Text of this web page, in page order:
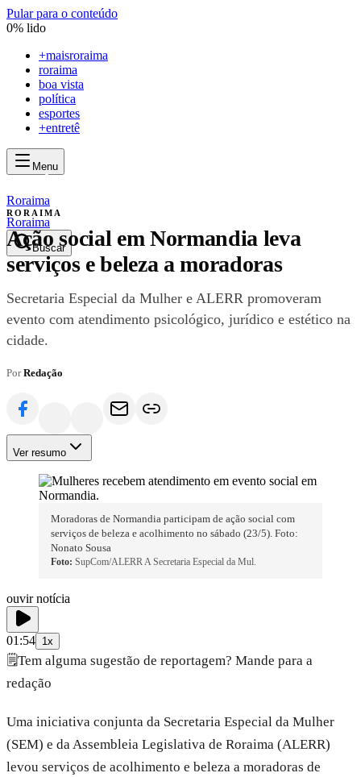
Pular para o conteúdo
0% lido
+maisroraima
roraima
boa vista
política
esportes
+entretê
Menu
maisroraima
mais
Roraima
Buscar
Roraima
RORAIMA
Ação social em Normandia leva
serviços e beleza a moradoras
Secretaria Especial da Mulher e ALERR promoveram
evento com atendimento psicológico, jurídico e estético na
cidade.
PorRedação
Ver resumo
Moradoras de Normandia participam de ação social com
serviços de beleza e acolhimento no sábado (23/5). Foto:
Nonato Sousa
Foto: SupCom/ALERR A Secretaria Especial da Mul.
ouvir notícia
01:54 1x
🗒️Tem alguma sugestão de reportagem? Mande para a
redação
Uma iniciativa conjunta da Secretaria Especial da Mulher
(SEM) e da Assembleia Legislativa de Roraima (ALERR)
levou serviços de acolhimento e beleza a moradoras de